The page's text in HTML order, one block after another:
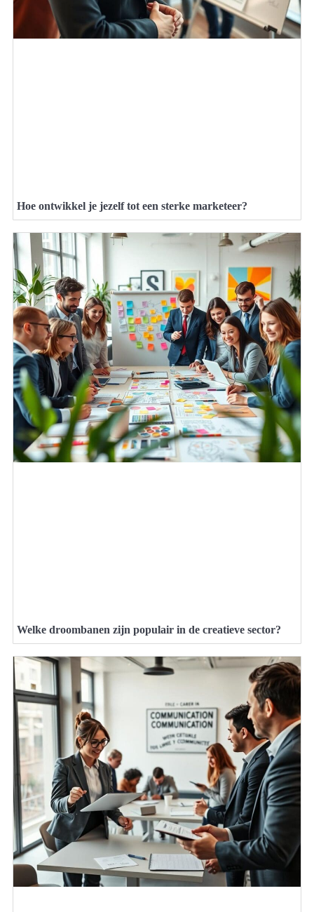
Hoe ontwikkel je jezelf tot een sterke marketeer?
Welke droombanen zijn populair in de creatieve sector?